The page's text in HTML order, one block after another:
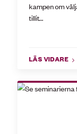
kampen om
tillit...
LÄS VIDARE